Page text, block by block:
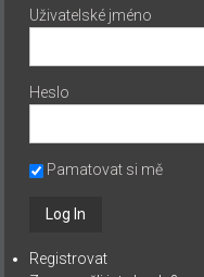
Uživatelské jméno
Heslo
Pamatovat si mě
Registrovat